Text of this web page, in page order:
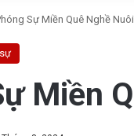
Sự Miền Quê Nghề
Miền